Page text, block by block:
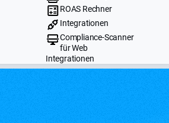
ROAS Rechner
Integrationen
Compliance-Scanner
für Web
Integrationen